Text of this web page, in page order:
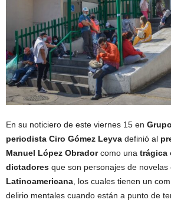
En su noticiero de este viernes 15 en
periodista Ciro Gómez Leyva definió al
Manuel López Obradorcomo una trágica
dictadores que son personajes de novelas
Latinoamericana , los cuales tienen un
delirio mentales cuando están a punto de